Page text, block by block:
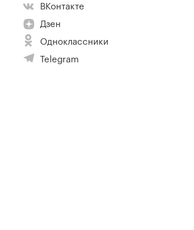
ВКонтакте
Дзен
Одноклассники
Telegram